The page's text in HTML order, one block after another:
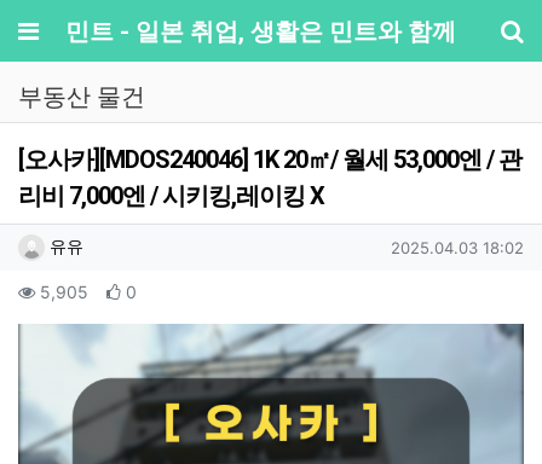
메뉴민트 - 일본 취업, 생활은 민트와 함께
부동산 물건
[오사카][MDOS240046] 1K 20㎡/ 월세 53,000엔 / 관
리비 7,000엔 / 시키킹,레이킹 X
작성자 정보
유유 작성일
2025.04.03 18:02
컨텐츠 정보
5,905 조회 0
본문